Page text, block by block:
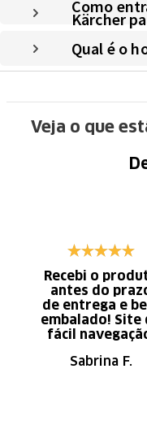
Como
Kärcher
Qual é o
Veja o que
Recebi o
antes do
de entrega e
embalado! Site
fácil
Sabrina F.